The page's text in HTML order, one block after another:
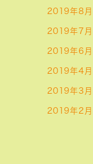
2019年8月
2019年7月
2019年6月
2019年4月
2019年3月
2019年2月